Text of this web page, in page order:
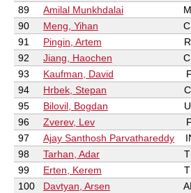
89
Amilal Munkhdalai
90
Meng, Yihan
91
Pingin, Artem
92
Jiang, Haochen
93
Kaufman, David
94
Hrbek, Stepan
95
Bilovil, Bogdan
96
Zverev, Lev
97
Ajay Santhosh Parvathareddy
98
Tarhan, Adar
99
Erten, Kerem
100
Davtyan, Arsen